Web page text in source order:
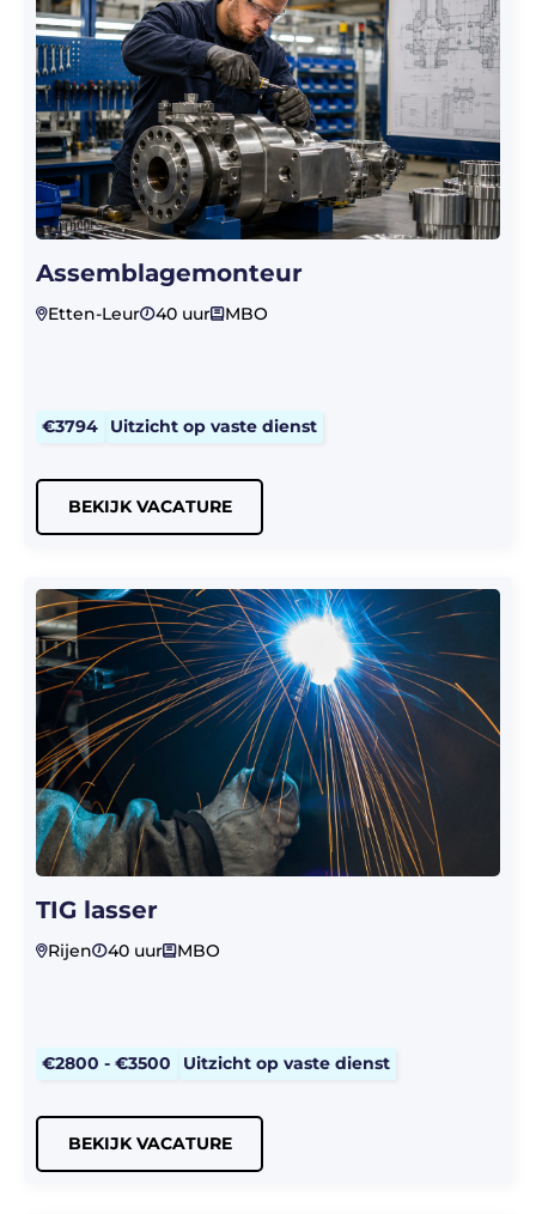
Assemblagemonteur
Etten-Leur 40 uur MBO
€3794 Uitzicht op vaste dienst
BEKIJK VACATURE
TIG lasser
Rijen 40 uur MBO
€2800 - €3500 Uitzicht op vaste dienst
BEKIJK VACATURE